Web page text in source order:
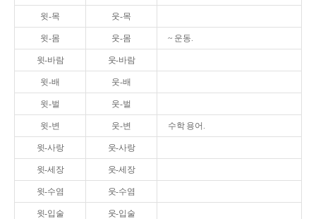
윗-목 웃-목
윗-몸 웃-몸 ~ 운동.
윗-바람 웃-바람
윗-배 웃-배
윗-벌 웃-벌
윗-변 웃-변 수학 용어.
윗-사랑 웃-사랑
윗-세장 웃-세장
윗-수염 웃-수염
윗-입술 웃-입술